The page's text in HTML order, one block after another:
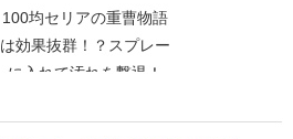
100均セリアの重曹物語
は効果抜群！？スプレー
に入れて汚れを撃退！